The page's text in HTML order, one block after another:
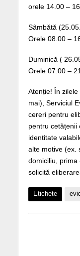
orele 14.00 –
Sâmbătă
Orele 08.00 –
Duminică (
Orele 07.00 –
Atenție! În
mai), Serviciul
cereri pentru
pentru cetățenii
identitate
alte motive (ex.
domiciliu, prima
solicită
Etichete